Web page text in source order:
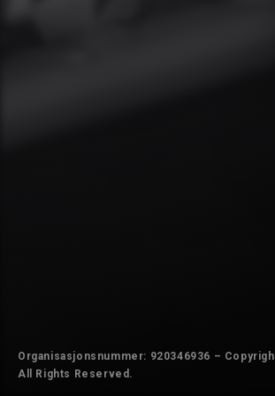
Organisasjonsnummer: 920346936 –
All Rights Reserved.